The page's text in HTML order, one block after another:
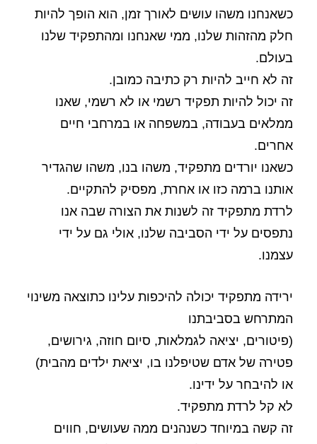
כשאנחנו משהו עושים לאורך זמן, הוא הופך להיות
חלק מהזהות שלנו, ממי שאנחנו ומהתפקיד שלנו
בעולם.
זה לא חייב להיות רק כתיבה כמובן.
זה יכול להיות תפקיד רשמי או לא רשמי, שאנו
ממלאים בעבודה, במשפחה או במרחבי חיים
אחרים.
כשאנו יורדים מתפקיד, משהו בנו, משהו שהגדיר
אותנו ברמה כזו או אחרת, מפסיק להתקיים.
לרדת מתפקיד זה לשנות את הצורה שבה אנו
נתפסים על ידי הסביבה שלנו, אולי גם על ידי
עצמנו.
ירידה מתפקיד יכולה להיכפות עלינו כתוצאה משינוי
המתרחש בסביבתנו
(פיטורים, יציאה לגמלאות, סיום חוזה, גירושים,
פטירה של אדם שטיפלנו בו, יציאת ילדים מהבית)
או להיבחר על ידינו.
לא קל לרדת מתפקיד.
זה קשה במיוחד כשנהנים ממה שעושים, חווים